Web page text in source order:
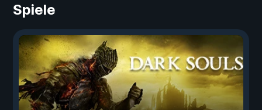
Spiele